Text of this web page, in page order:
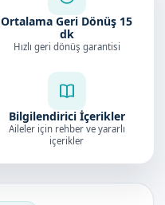
Ortalama Geri Dönüş 15
dk
Hızlı geri dönüş garantisi
Bilgilendirici İçerikler
Aileler için rehber ve yararlı
içerikler